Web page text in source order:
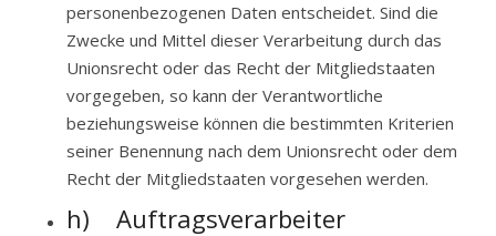
personenbezogenen Daten entscheidet. Sind die
Zwecke und Mittel dieser Verarbeitung durch das
Unionsrecht oder das Recht der Mitgliedstaaten
vorgegeben, so kann der Verantwortliche
beziehungsweise können die bestimmten Kriterien
seiner Benennung nach dem Unionsrecht oder dem
Recht der Mitgliedstaaten vorgesehen werden.
h) Auftragsverarbeiter